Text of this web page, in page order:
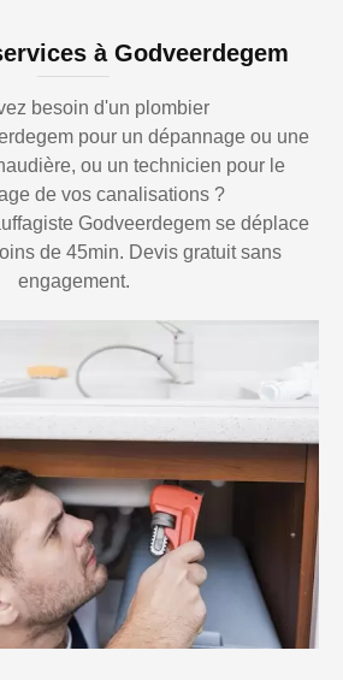
à Godveerdegem
besoin d'un plombier
pour un dépannage ou une
ou un technicien pour le
de vos canalisations ?
Godveerdegem se déplace
de 45min. Devis gratuit sans
engagement.